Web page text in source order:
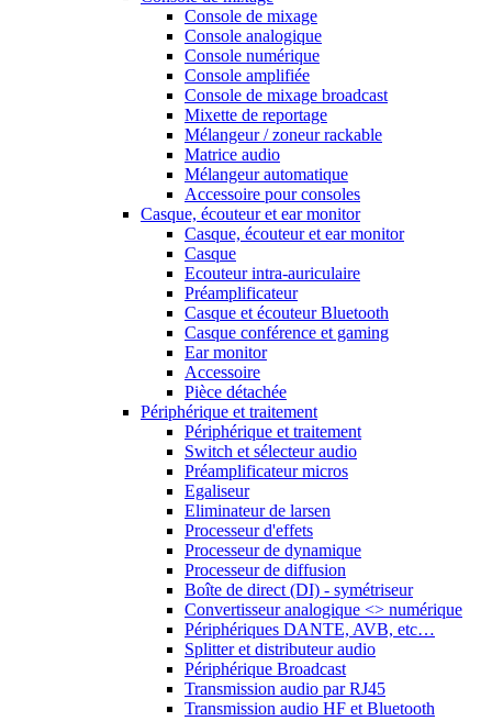
Console de mixage
Console analogique
Console numérique
Console amplifiée
Console de mixage broadcast
Mixette de reportage
Mélangeur / zoneur rackable
Matrice audio
Mélangeur automatique
Accessoire pour consoles
Casque, écouteur et ear monitor
Casque, écouteur et ear monitor
Casque
Ecouteur intra-auriculaire
Préamplificateur
Casque et écouteur Bluetooth
Casque conférence et gaming
Ear monitor
Accessoire
Pièce détachée
Périphérique et traitement
Périphérique et traitement
Switch et sélecteur audio
Préamplificateur micros
Egaliseur
Eliminateur de larsen
Processeur d'effets
Processeur de dynamique
Processeur de diffusion
Boîte de direct (DI) - symétriseur
Convertisseur analogique <> numérique
Périphériques DANTE, AVB, etc…
Splitter et distributeur audio
Périphérique Broadcast
Transmission audio par RJ45
Transmission audio HF et Bluetooth